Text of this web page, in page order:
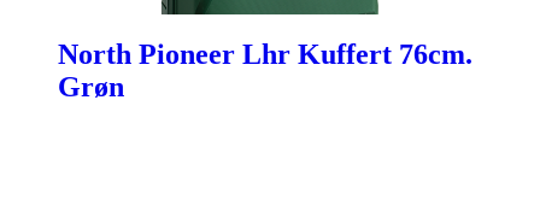
North Pioneer Lhr Kuffert 76cm.
Grøn